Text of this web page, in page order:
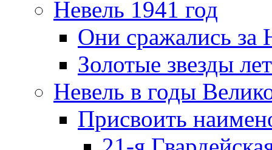
Невель 1941 год
Они сражались за
Золотые звезды
Невель в годы
Присвоить